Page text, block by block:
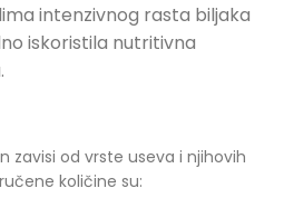
intenzivnog rasta biljaka
iskoristila nutritivna
zavisi od vrste useva i njihovih
količine su: